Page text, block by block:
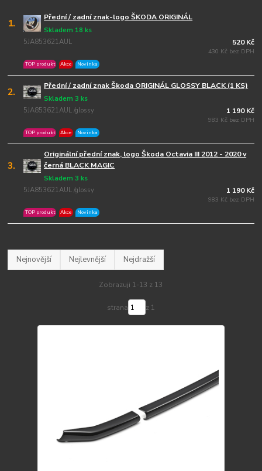
1. Přední / zadní znak-logo ŠKODA ORIGINÁL
5JA853621AUL
Skladem 18 ks
TOP produkt Akce Novinka
520 Kč
430 Kč bez DPH
2. Přední / zadní znak Škoda ORIGINÁL GLOSSY BLACK (1 KS)
5JA853621AUL /glossy
Skladem 3 ks
TOP produkt Akce Novinka
1 190 Kč
983 Kč bez DPH
3.
Originální přední znak, logo Škoda Octavia III 2012 - 2020 v
černá BLACK MAGIC
5JA853621AUL /glossy
Skladem 3 ks
TOP produkt Akce Novinka
1 190 Kč
983 Kč bez DPH
Nejnovější Nejlevnější Nejdražší
Zobrazuji 1-13 z 13
strana z 1